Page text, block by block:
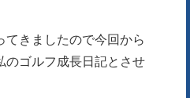
リクルートサイト
てきましたので今回から
のゴルフ成長日記とさせ